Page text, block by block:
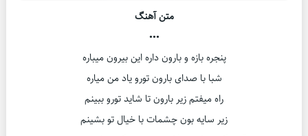
متن آهنگ
•••
پنجره بازه و بارون داره این بیرون میباره
شبا با صدای بارون تورو یاد من میاره
راه میفتم زیر بارون تا شاید تورو ببینم
زیر سایه بون چشمات با خیال تو بشینم